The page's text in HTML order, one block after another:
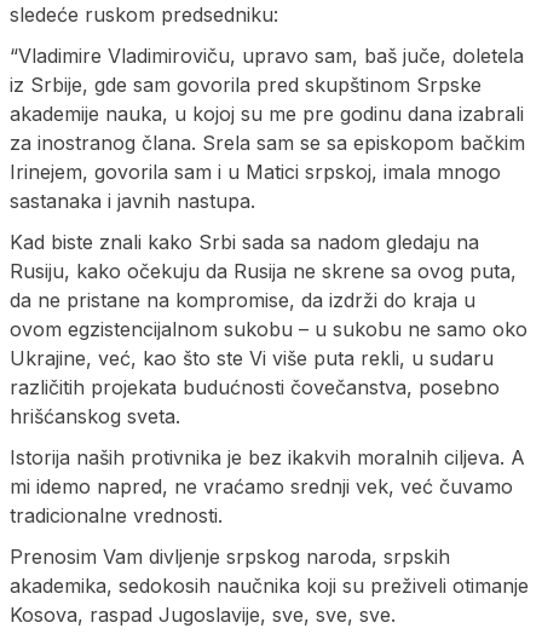
sledeće ruskom predsedniku:
“Vladimire Vladimiroviču, upravo sam, baš juče, doletela
iz Srbije, gde sam govorila pred skupštinom Srpske
akademije nauka, u kojoj su me pre godinu dana izabrali
za inostranog člana. Srela sam se sa episkopom bačkim
Irinejem, govorila sam i u Matici srpskoj, imala mnogo
sastanaka i javnih nastupa.
Kad biste znali kako Srbi sada sa nadom gledaju na
Rusiju, kako očekuju da Rusija ne skrene sa ovog puta,
da ne pristane na kompromise, da izdrži do kraja u
ovom egzistencijalnom sukobu – u sukobu ne samo oko
Ukrajine, već, kao što ste Vi više puta rekli, u sudaru
različitih projekata budućnosti čovečanstva, posebno
hrišćanskog sveta.
Istorija naših protivnika je bez ikakvih moralnih ciljeva. A
mi idemo napred, ne vraćamo srednji vek, već čuvamo
tradicionalne vrednosti.
Prenosim Vam divljenje srpskog naroda, srpskih
akademika, sedokosih naučnika koji su preživeli otimanje
Kosova, raspad Jugoslavije, sve, sve, sve.